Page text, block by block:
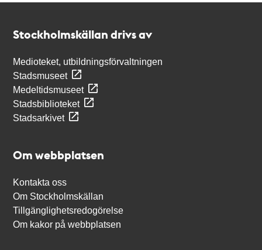
Stockholmskällan drivs av
Medioteket, utbildningsförvaltningen
Stadsmuseet
Medeltidsmuseet
Stadsbiblioteket
Stadsarkivet
Om webbplatsen
Kontakta oss
Om Stockholmskällan
Tillgänglighetsredogörelse
Om kakor på webbplatsen